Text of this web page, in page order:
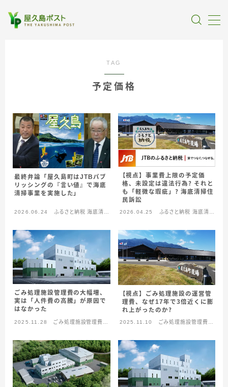
受賞・報道
情報提供
TAG
予定価格
最終弁論「屋久島町はJTBパブ
リッシングの『言い値』で海底
清掃事業を実施した」
2026.06.24
ふるさと納税 海底清掃
【視点】事業費上限の予定価
格、未設定は違法行為？ それと
も「軽微な瑕疵」？ 海底清掃住
民訴訟
2026.04.25
ふるさと納税 海底清掃
ごみ処理施設管理費の大幅増、
実は「人件費の高騰」が原因で
はなかった
2025.11.28
ごみ処理施設管理費問
【視点】ごみ処理施設の運営管
理費、なぜ17年で3倍近くに膨
れ上がったのか？
2025.11.10
ごみ処理施設管理費問